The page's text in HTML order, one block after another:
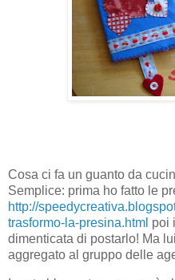
Cosa ci fa un guanto da
Semplice: prima ho fatto le
http://
trasformo-la-presina.html poi
dimenticata di postarlo! Ma
aggregato al gruppo delle